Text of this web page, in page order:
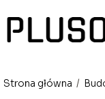
Strona główna /